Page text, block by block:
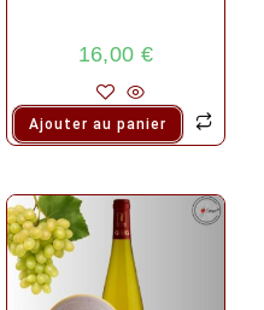
16,00 €
Ajouter au panier